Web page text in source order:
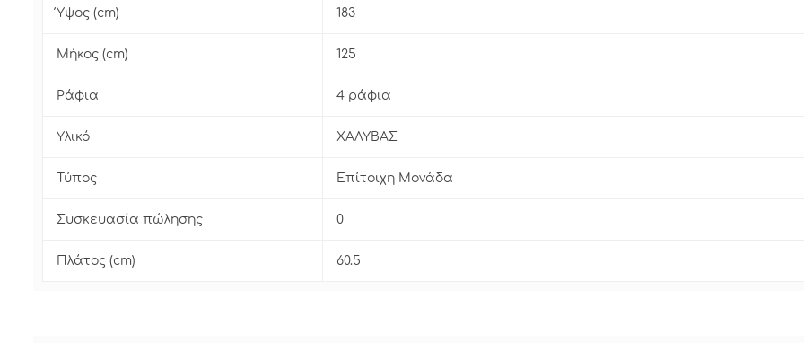
Ύψος (cm) 183
Μήκος (cm) 125
Ράφια 4 ράφια
Υλικό ΧΑΛΥΒΑΣ
Τύπος Επίτοιχη Μονάδα
Συσκευασία πώλησης 0
Πλάτος (cm) 60.5